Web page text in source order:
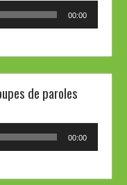
00:00
de paroles
00:00